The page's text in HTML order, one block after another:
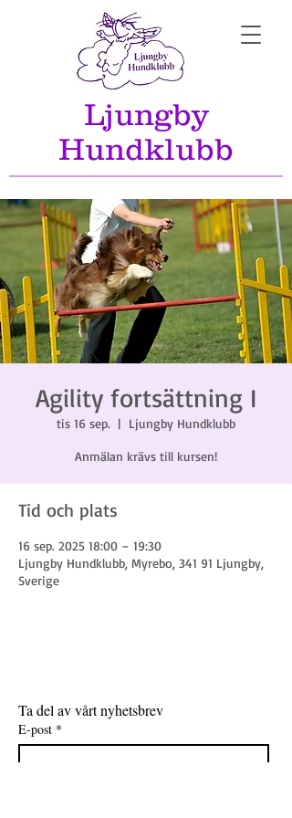
Ljungby
Hundklubb
Agility fortsättning I
tis 16 sep.
  |
Ljungby Hundklubb
Anmälan krävs till kursen!
Tid och plats
16 sep. 2025 18:00 – 19:30
Ljungby Hundklubb, Myrebo, 341 91 Ljungby,
Sverige
Ta del av vårt nyhetsbrev
E-post *